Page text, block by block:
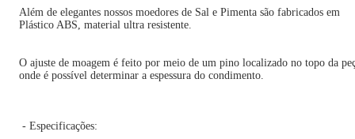
Além de elegantes nossos moedores de Sal e Pimenta são fabricados em
Plástico ABS, material ultra resistente.
O ajuste de moagem é feito por meio de um pino localizado no topo da
onde é possível determinar a espessura do condimento.
- Especificações: